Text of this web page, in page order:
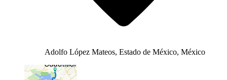
Adolfo López Mateos, Estado de México, México